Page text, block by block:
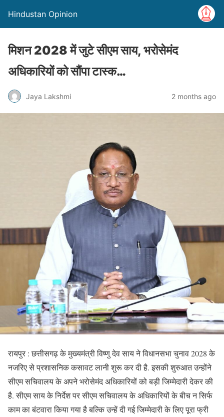
Hindustan Opinion
मिशन 2028 में जुटे सीएम साय, भरोसेमंद
अधिकारियों को सौंपा टास्क…
Jaya Lakshmi 2 months ago
रायपुर : छत्तीसगढ़ के मुख्यमंत्री विष्णु देव साय ने विधानसभा चुनाव 2028 के
नजरिए से प्रशासनिक कसावट लानी शुरू कर दी है. इसकी शुरुआत उन्होंने
सीएम सचिवालय के अपने भरोसेमंद अधिकारियों को बड़ी जिम्मेदारी देकर की
है. सीएम साय के निर्देश पर सीएम सचिवालय के अधिकारियों के बीच न सिर्फ
काम का बंटवारा किया गया है बल्कि उन्हें दी गई जिम्मेदारी के लिए पूरा फ्री